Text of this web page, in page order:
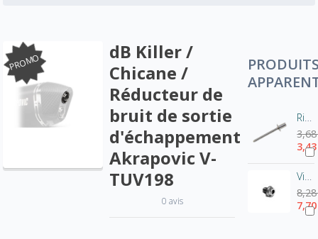
PROMO
dB Killer /
Chicane /
Réducteur de
bruit de sortie
d'échappement
Akrapovic V-
TUV198
0 avis
Rivet pot Akrapovic-Inox P-BR1
Vis de fixation pour chicane Akrapovic - tête hexagonale